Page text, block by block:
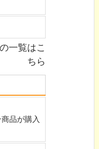
一覧はこ
ちら
品が購入